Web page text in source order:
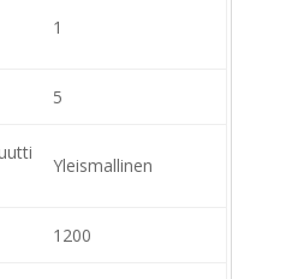
1
5
Yleismallinen
1200